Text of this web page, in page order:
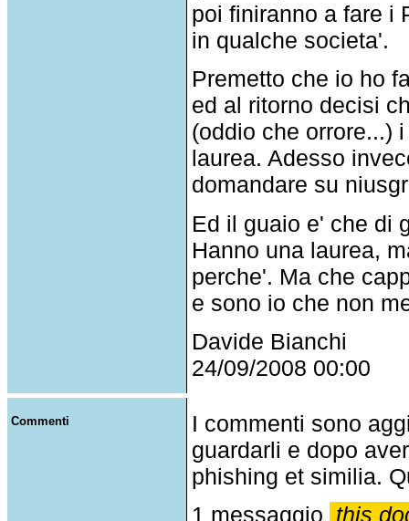
poi finiranno a fare i
in qualche societa'.
Premetto che io ho
ed al ritorno decisi
(oddio che orrore...)
laurea. Adesso
domandare su
Ed il guaio e' che di
Hanno una laurea,
perche'. Ma che
e sono io che non
Davide Bianchi
24/09/2008 00:00
Commenti
I commenti sono
guardarli e dopo
phishing et similia.
1 messaggio this